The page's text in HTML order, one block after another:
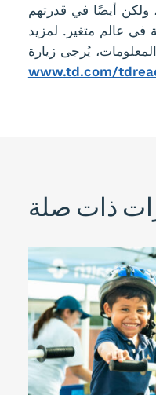
ولكن أيضًا في قدرتهم
عالم متغير. لمزيد
يُرجى زيارة
www.td.com/
ذات صلة